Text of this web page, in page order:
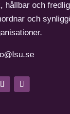
hållbar och
och